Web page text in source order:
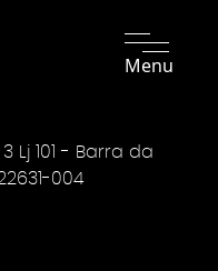
Menu
Lj 101 - Barra da
004